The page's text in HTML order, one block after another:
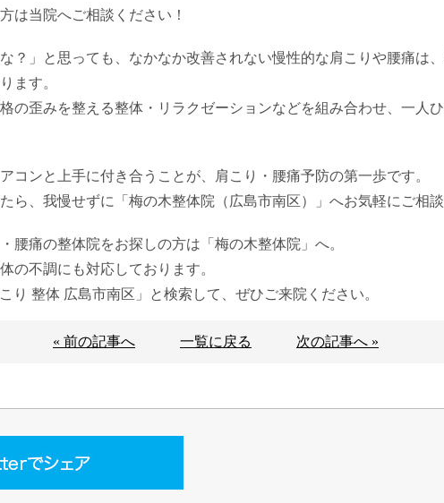
は当院へご相談ください！
な？」と思っても、なかなか改善されない慢性的な肩こりや腰痛は
ます。
の歪みを整える整体・リラクゼーションなどを組み合わせ、一人
コンと上手に付き合うことが、肩こり・腰痛予防の第一歩です。
ら、我慢せずに「梅の木整体院（広島市南区）」へお気軽にご相談
腰痛の整体院をお探しの方は「梅の木整体院」へ。
の不調にも対応しております。
り 整体 広島市南区」と検索して、ぜひご来院ください。
« 前の記事へ 一覧に戻る 次の記事へ »